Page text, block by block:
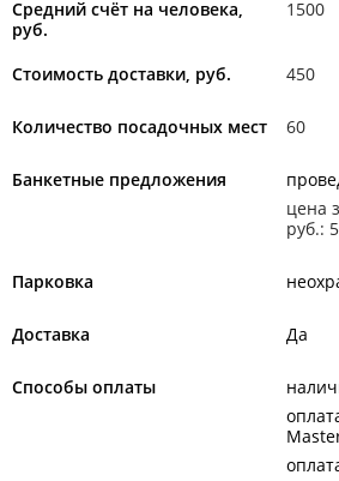
Средний счёт на человека,
руб.
1500
Стоимость доставки, руб. 450
Количество посадочных мест 60
Банкетные предложения
цена
руб.:
Парковка
Доставка Да
Способы оплаты